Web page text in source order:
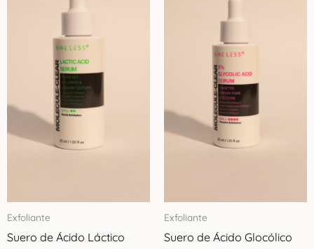
Exfoliante
Suero de Ácido Láctico
Exfoliante
Suero de Ácido Glocólico